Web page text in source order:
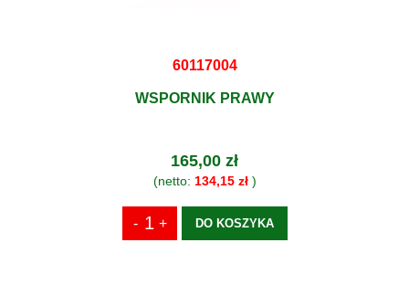
60117004
WSPORNIK PRAWY
165,00 zł
(netto: 134,15 zł)
DO KOSZYKA